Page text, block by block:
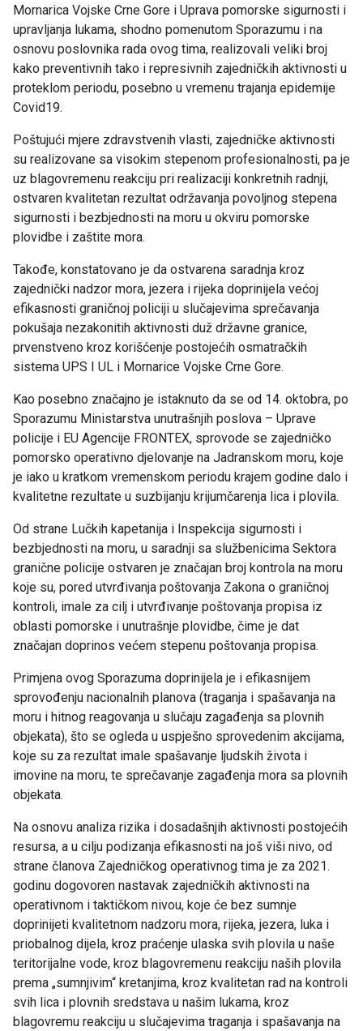
Mornarica Vojske Crne Gore i Uprava pomorske sigurnosti i
upravljanja lukama, shodno pomenutom Sporazumu i na
osnovu poslovnika rada ovog tima, realizovali veliki broj
kako preventivnih tako i represivnih zajedničkih aktivnosti u
proteklom periodu, posebno u vremenu trajanja epidemije
Covid19.
Poštujući mjere zdravstvenih vlasti, zajedničke aktivnosti
su realizovane sa visokim stepenom profesionalnosti, pa je
uz blagovremenu reakciju pri realizaciji konkretnih radnji,
ostvaren kvalitetan rezultat održavanja povoljnog stepena
sigurnosti i bezbjednosti na moru u okviru pomorske
plovidbe i zaštite mora.
Takođe, konstatovano je da ostvarena saradnja kroz
zajednički nadzor mora, jezera i rijeka doprinijela većoj
efikasnosti graničnoj policiji u slučajevima sprečavanja
pokušaja nezakonitih aktivnosti duž državne granice,
prvenstveno kroz korišćenje postojećih osmatračkih
sistema UPS I UL i Mornarice Vojske Crne Gore.
Kao posebno značajno je istaknuto da se od 14. oktobra, po
Sporazumu Ministarstva unutrašnjih poslova – Uprave
policije i EU Agencije FRONTEX, sprovode se zajedničko
pomorsko operativno djelovanje na Jadranskom moru, koje
je iako u kratkom vremenskom periodu krajem godine dalo i
kvalitetne rezultate u suzbijanju krijumčarenja lica i plovila.
Od strane Lučkih kapetanija i Inspekcija sigurnosti i
bezbjednosti na moru, u saradnji sa službenicima Sektora
granične policije ostvaren je značajan broj kontrola na moru
koje su, pored utvrđivanja poštovanja Zakona o graničnoj
kontroli, imale za cilj i utvrđivanje poštovanja propisa iz
oblasti pomorske i unutrašnje plovidbe, čime je dat
značajan doprinos većem stepenu poštovanja propisa.
Primjena ovog Sporazuma doprinijela je i efikasnijem
sprovođenju nacionalnih planova (traganja i spašavanja na
moru i hitnog reagovanja u slučaju zagađenja sa plovnih
objekata), što se ogleda u uspješno sprovedenim akcijama,
koje su za rezultat imale spašavanje ljudskih života i
imovine na moru, te sprečavanje zagađenja mora sa plovnih
objekata.
Na osnovu analiza rizika i dosadašnjih aktivnosti postojećih
resursa, a u cilju podizanja efikasnosti na još viši nivo, od
strane članova Zajedničkog operativnog tima je za 2021.
godinu dogovoren nastavak zajedničkih aktivnosti na
operativnom i taktičkom nivou, koje će bez sumnje
doprinijeti kvalitetnom nadzoru mora, rijeka, jezera, luka i
priobalnog dijela, kroz praćenje ulaska svih plovila u naše
teritorijalne vode, kroz blagovremenu reakciju naših plovila
prema „sumnjivim“ kretanjima, kroz kvalitetan rad na kontroli
svih lica i plovnih sredstava u našim lukama, kroz
blagovremu reakciju u slučajevima traganja i spašavanja na